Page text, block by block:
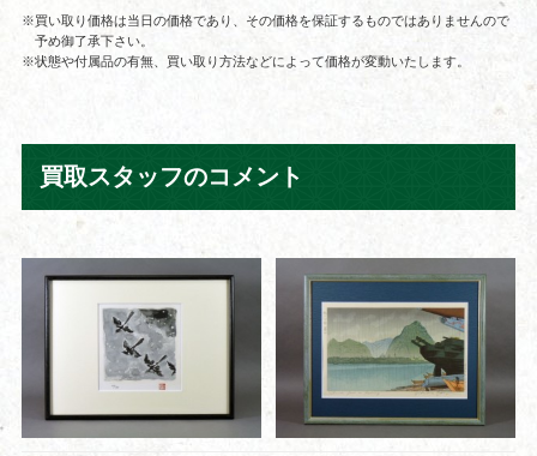
※買い取り価格は当日の価格であり、その価格を保証するものではありませんので
予め御了承下さい。
※状態や付属品の有無、買い取り方法などによって価格が変動いたします。
買取スタッフのコメント